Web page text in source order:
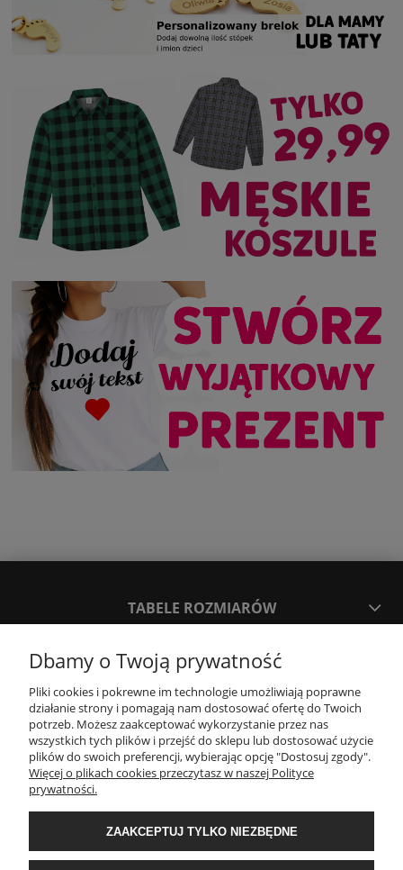
TABELE ROZMIARÓW
SPOSOBY PŁATNOŚCI ORAZ CZAS I KOSZTY DOSTAWY
KONTAKT
WYMIANA / ZWROTY / REKLAMACJE
REGULAMINY
Dbamy o Twoją prywatność
Pliki cookies i pokrewne im technologie umożliwiają poprawne
działanie strony i pomagają nam dostosować ofertę do Twoich
potrzeb. Możesz zaakceptować wykorzystanie przez nas
wszystkich tych plików i przejść do sklepu lub dostosować użycie
plików do swoich preferencji, wybierając opcję "Dostosuj zgody".
Więcej o plikach cookies przeczytasz w naszej Polityce
prywatności.
ZAAKCEPTUJ TYLKO NIEZBĘDNE